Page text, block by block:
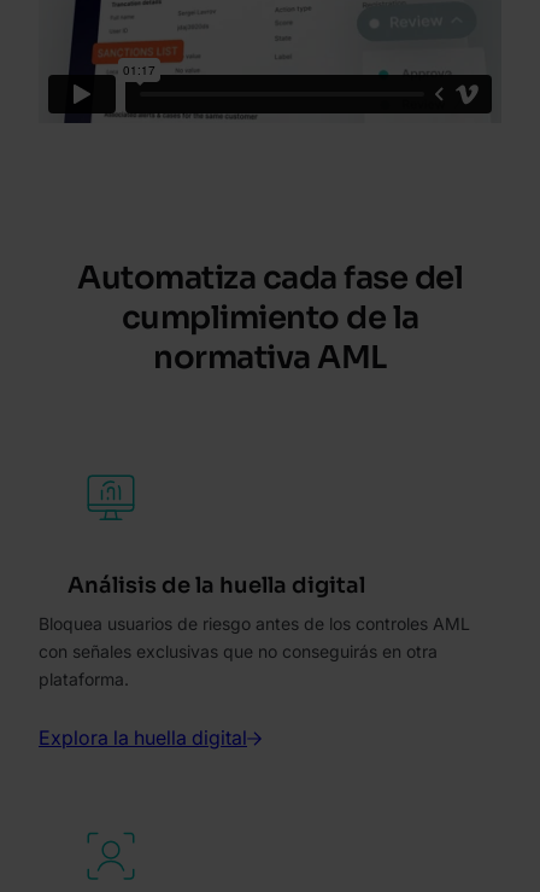
Automatiza cada fase del
cumplimiento de la
normativa AML
Análisis de la huella digital
Bloquea usuarios de riesgo antes de los controles AML
con señales exclusivas que no conseguirás en otra
plataforma.
Explora la huella digital